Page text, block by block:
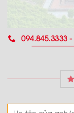
094.845.3333